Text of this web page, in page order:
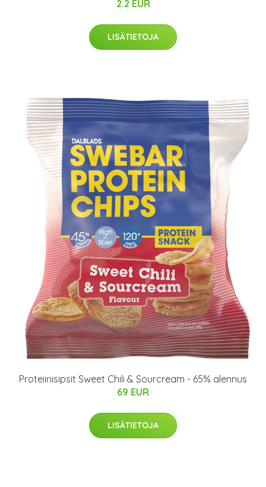
2.2 EUR
LISÄTIETOJA
Proteiinisipsit Sweet Chili & Sourcream - 65% alennus
69 EUR
LISÄTIETOJA